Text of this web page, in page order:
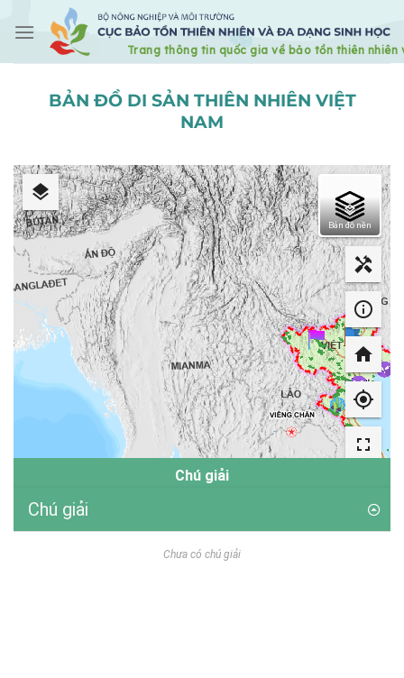
content
BẢN ĐỒ DI SẢN THIÊN NHIÊN VIỆT
NAM